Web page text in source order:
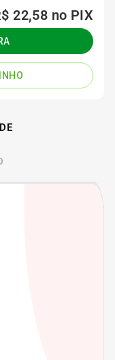
22,58 no PIX